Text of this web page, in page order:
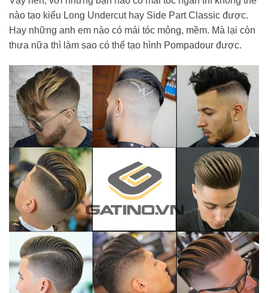
nào tạo kiểu Long Undercut hay Side Part Classic được.
Hay những anh em nào có mái tóc mỏng, mềm. Mà lại còn
thưa nữa thì làm sao có thể tạo hình Pompadour được.